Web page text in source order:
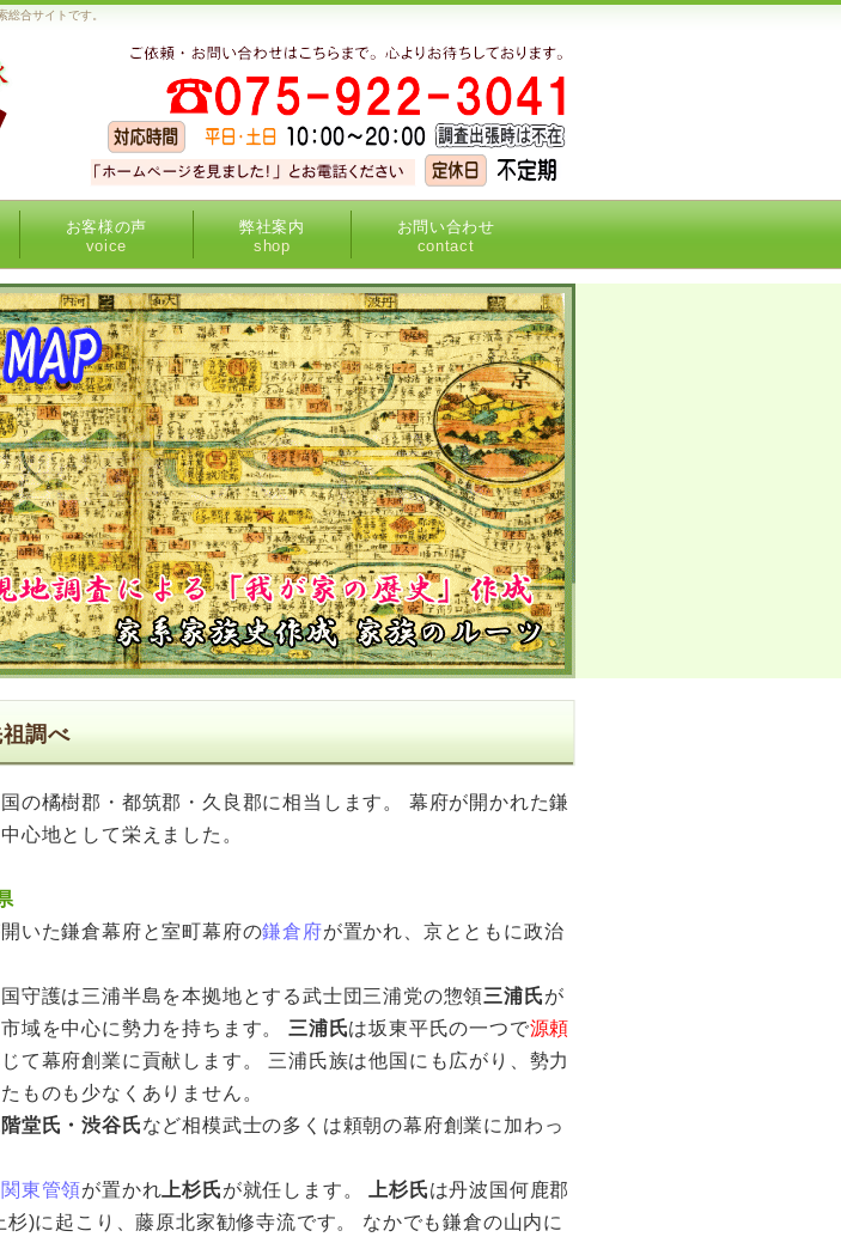
合サイトです。
お客様の声
voice
弊社案内
shop
お問い合わせ
contact
調べ
の橘樹郡・都筑郡・久良郡に相当します。 幕府が開かれた鎌
心地として栄えました。
いた鎌倉幕府と室町幕府の鎌倉府が置かれ、京とともに政治
守護は三浦半島を本拠地とする武士団三浦党の惣領三浦氏が
域を中心に勢力を持ちます。 三浦氏は坂東平氏の一つで源頼
て幕府創業に貢献します。 三浦氏族は他国にも広がり、勢力
ものも少なくありません。
堂氏・渋谷氏など相模武士の多くは頼朝の幕府創業に加わっ
関東管領が置かれ 上杉氏が就任します。 上杉氏は丹波国何鹿郡
杉)に起こり、藤原北家勧修寺流です。 なかでも鎌倉の山内に